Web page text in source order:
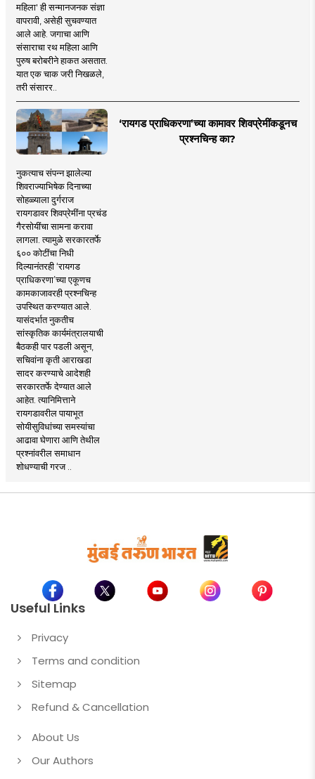
महिला' ही सन्मानजनक संज्ञा
वापरावी, असेही सुचवण्यात
आले आहे. जगाचा आणि
संसाराचा रथ महिला आणि
पुरुष बरोबरीने हाकत असतात.
यात एक चाक जरी निखळले,
तरी संसारर..
‘रायगड प्राधिकरणा’च्या कामावर शिवप्रेमींकडूनच
प्रश्नचिन्ह का?
नुकत्याच संपन्न झालेल्या
शिवराज्याभिषेक दिनाच्या
सोहळ्याला दुर्गराज
रायगडावर शिवप्रेमींना प्रचंड
गैरसोयींचा सामना करावा
लागला. त्यामुळे सरकारतर्फे
६०० कोटींचा निधी
दिल्यानंतरही ‘रायगड
प्राधिकरणा’च्या एकूणच
कामकाजावरही प्रश्नचिन्ह
उपस्थित करण्यात आले.
यासंदर्भात नुकतीच
सांस्कृतिक कार्यमंत्रालयाची
बैठकही पार पडली असून,
सचिवांना कृती आराखडा
सादर करण्याचे आदेशही
सरकारतर्फे देण्यात आले
आहेत. त्यानिमित्ताने
रायगडावरील पायाभूत
सोयीसुविधांच्या समस्यांचा
आढावा घेणारा आणि तेथील
प्रश्नांवरील समाधान
शोधण्याची गरज ..
Useful Links
Privacy
Terms and condition
Sitemap
Refund & Cancellation
About Us
Our Authors